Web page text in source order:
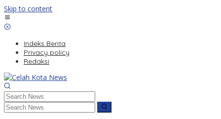
Skip to content
Indeks Berita
Privacy policy
Redaksi